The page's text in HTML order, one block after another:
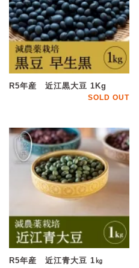
R5年産 近江黒大豆 1Kg
SOLD OUT
R5年産 近江青大豆 1㎏